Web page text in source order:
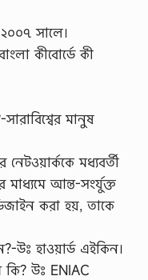
সালে।
কীবোর্ডে কী
মানুষ
নেটওয়ার্ককে মধ্যবর্তী
মাধ্যমে আন্ত-সংর্যুক্ত
করা হয়, তাকে
উঃ হাওয়ার্ড এইকিন।
কি? উঃ ENIAC